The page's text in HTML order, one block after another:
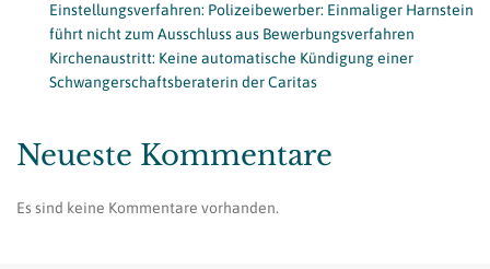
Einstellungsverfahren: Polizeibewerber: Einmaliger Harnstein
führt nicht zum Ausschluss aus Bewerbungsverfahren
Kirchenaustritt: Keine automatische Kündigung einer
Schwangerschaftsberaterin der Caritas
Neueste Kommentare
Es sind keine Kommentare vorhanden.